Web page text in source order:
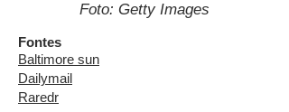
Foto: Getty Images
Fontes
Baltimore sun
Dailymail
Raredr